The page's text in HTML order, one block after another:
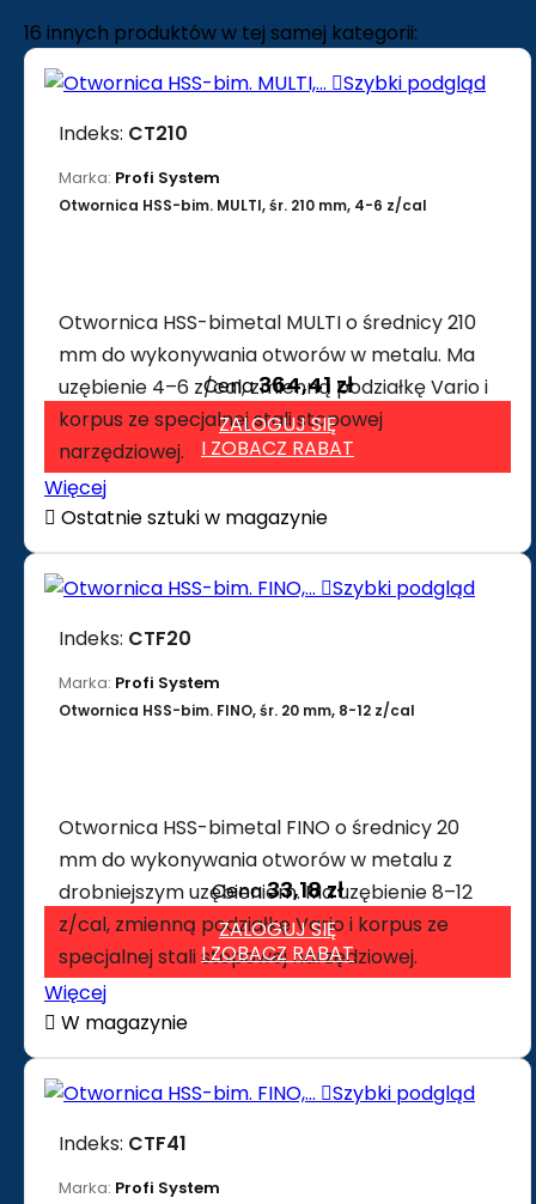
16 innych produktów w tej samej kategorii:
Szybki podgląd
Indeks: CT210
Marka: Profi System
Otwornica HSS-bim. MULTI, śr. 210 mm, 4-6 z/cal
Otwornica HSS-bimetal MULTI o średnicy 210
mm do wykonywania otworów w metalu. Ma
uzębienie 4–6 z/cal, zmienną podziałkę Vario i
korpus ze specjalnej stali stopowej
narzędziowej.
Cena364,41 zł
ZALOGUJ SIĘ
I ZOBACZ RABAT
Więcej
 Ostatnie sztuki w magazynie
Szybki podgląd
Indeks: CTF20
Marka: Profi System
Otwornica HSS-bim. FINO, śr. 20 mm, 8-12 z/cal
Otwornica HSS-bimetal FINO o średnicy 20
mm do wykonywania otworów w metalu z
drobniejszym uzębieniem. Ma uzębienie 8–12
z/cal, zmienną podziałkę Vario i korpus ze
specjalnej stali stopowej narzędziowej.
Cena33,18 zł
ZALOGUJ SIĘ
I ZOBACZ RABAT
Więcej
 W magazynie
Szybki podgląd
Indeks: CTF41
Marka: Profi System